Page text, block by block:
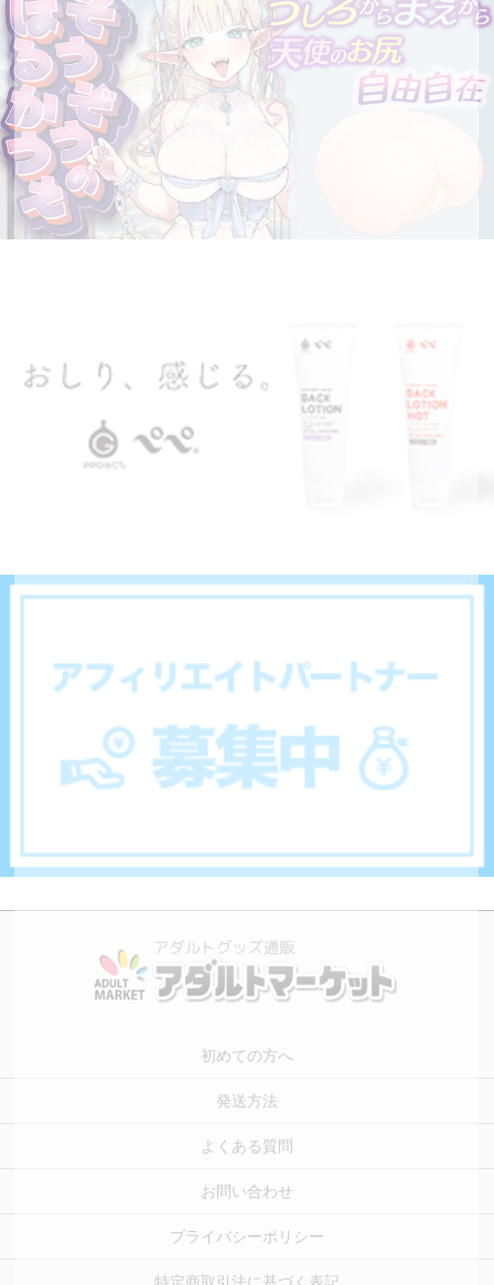
初めての方へ
発送方法
よくある質問
お問い合わせ
プライバシーポリシー